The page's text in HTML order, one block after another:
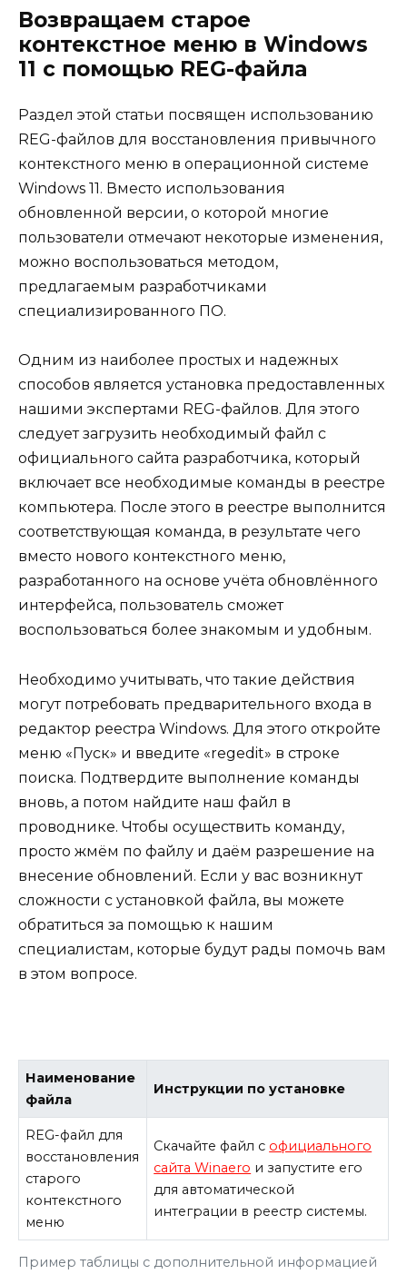
Возвращаем старое
контекстное меню в Windows
11 с помощью REG-файла
Раздел этой статьи посвящен использованию
REG-файлов для восстановления привычного
контекстного меню в операционной системе
Windows 11. Вместо использования
обновленной версии, о которой многие
пользователи отмечают некоторые изменения,
можно воспользоваться методом,
предлагаемым разработчиками
специализированного ПО.
Одним из наиболее простых и надежных
способов является установка предоставленных
нашими экспертами REG-файлов. Для этого
следует загрузить необходимый файл с
официального сайта разработчика, который
включает все необходимые команды в реестре
компьютера. После этого в реестре выполнится
соответствующая команда, в результате чего
вместо нового контекстного меню,
разработанного на основе учёта обновлённого
интерфейса, пользователь сможет
воспользоваться более знакомым и удобным.
Необходимо учитывать, что такие действия
могут потребовать предварительного входа в
редактор реестра Windows. Для этого откройте
меню «Пуск» и введите «regedit» в строке
поиска. Подтвердите выполнение команды
вновь, а потом найдите наш файл в
проводнике. Чтобы осуществить команду,
просто жмём по файлу и даём разрешение на
внесение обновлений. Если у вас возникнут
сложности с установкой файла, вы можете
обратиться за помощью к нашим
специалистам, которые будут рады помочь вам
в этом вопросе.
Пример таблицы с дополнительной информацией
Наименование
файла
Инструкции по установке
REG-файл для
восстановления
старого
контекстного
меню
Скачайте файл с официального
сайта Winaero и запустите его
для автоматической
интеграции в реестр системы.